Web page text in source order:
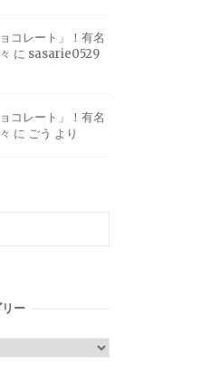
コレート」！有名
に sasarie0529
コレート」！有名
に ごう より
ー